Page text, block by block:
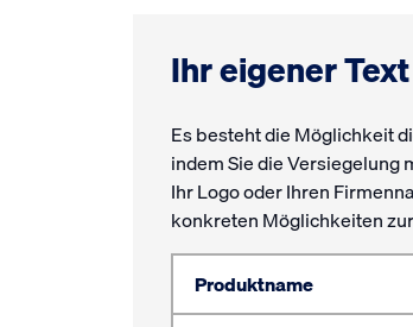
Ihr eigener
Es besteht die Möglichkeit
indem Sie die Versiegelung
Ihr Logo oder Ihren
konkreten Möglichkeiten
Produktname